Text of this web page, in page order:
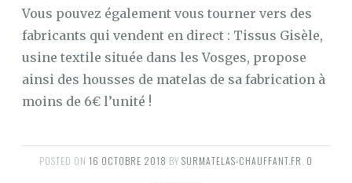
Vous pouvez également vous tourner vers des
fabricants qui vendent en direct : Tissus Gisèle,
usine textile située dans les Vosges, propose
ainsi des housses de matelas de sa fabrication à
moins de 6€ l’unité !
POSTED ON 16 OCTOBRE 2018 BY SURMATELAS-CHAUFFANT.FR 0